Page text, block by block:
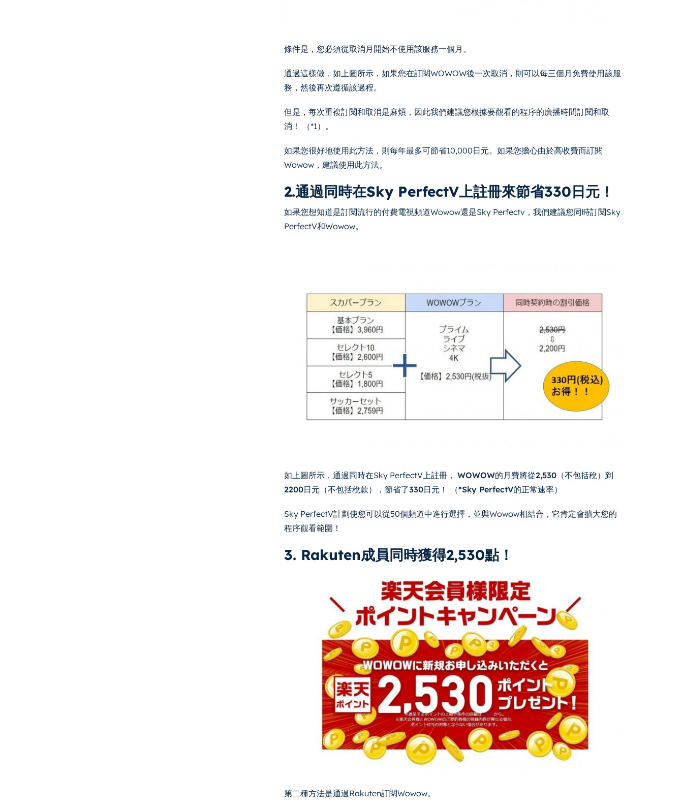
條件是，您必須從取消月開始不使用該服務一個月。
通過這樣做，如上圖所示，如果您在訂閱WOWOW後一次取消，則可以每三個月免費使用該服
務，然後再次遵循該過程。
但是，每次重複訂閱和取消是麻煩，因此我們建議您根據要觀看的程序的廣播時間訂閱和取
消！ （*1）。
如果您很好地使用此方法，則每年最多可節省10,000日元。如果您擔心由於高收費而訂閱
Wowow，建議使用此方法。
2.通過同時在Sky PerfectV上註冊來節省330日元！
如果您想知道是訂閱流行的付費電視頻道Wowow還是Sky Perfectv，我們建議您同時訂閱Sky
PerfectV和Wowow。
如上圖所示，通過同時在Sky PerfectV上註冊， WOWOW的月費將從2,530（不包括稅）到
2200日元（不包括稅款），節省了330日元！ （*Sky PerfectV的正常速率）
Sky PerfectV計劃使您可以從50個頻道中進行選擇，並與Wowow相結合，它肯定會擴大您的
程序觀看範圍！
3. Rakuten成員同時獲得2,530點！
第二種方法是通過Rakuten訂閱Wowow。